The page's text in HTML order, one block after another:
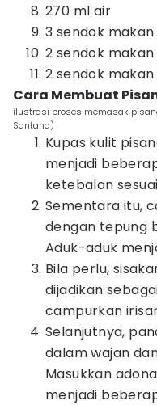
270 ml air
3 sendok
2 sendok
2 sendok
Cara Membuat
ilustrasi proses memasak
Santana)
Kupas kulit
menjadi
ketebalan
Sementara itu,
dengan tepung
Aduk-aduk
Bila perlu,
dijadikan
campurkan
Selanjutnya,
dalam wajan
Masukkan
menjadi